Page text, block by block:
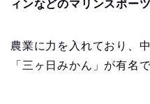
ィンなどのマリンスポー
農業に力を入れており、
「三ヶ日みかん」が有名で